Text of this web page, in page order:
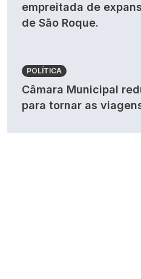
empreitada de
de São Roque.
POLÍTICA
Câmara Municipal
para tornar as